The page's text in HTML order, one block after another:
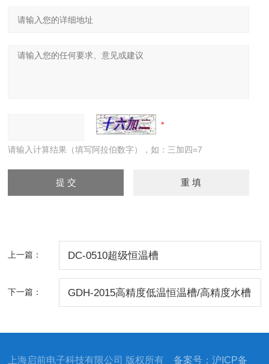
请输入计算结果（填写阿拉伯数字），如：三加四=7
上一篇： DC-0510超级恒温槽
下一篇： GDH-2015高精度低温恒温槽/高精度水槽
上海启前电子科技有限公司 版权所有备案号：沪ICP备